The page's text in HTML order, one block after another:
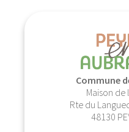
Commune
Maison de
Rte du
48130